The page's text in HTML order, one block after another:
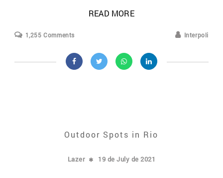
READ MORE
1,255 Comments Interpoli
Outdoor Spots in Rio
Lazer 19 de July de 2021